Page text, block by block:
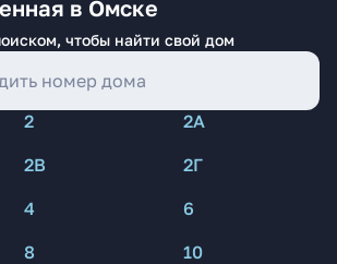
в Омске
чтобы найти свой дом
2
2А
2В
2Г
4
6
8
10